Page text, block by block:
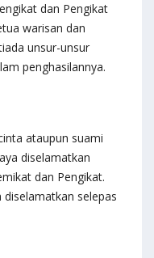
dan Pengikat
warisan dan
unsur-unsur
penghasilannya.
ataupun suami
diselamatkan
dan Pengikat.
selepas